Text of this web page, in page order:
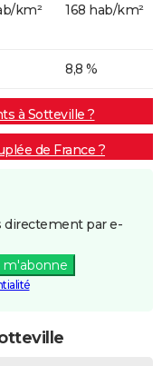
km² 168 hab/km²
8,8 %
à Sotteville ?
de France ?
directement par e-
m'abonne